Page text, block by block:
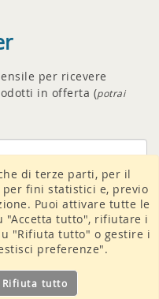
per ricevere
in offerta (potrai
di terze parti, per il
fini statistici e, previo
Puoi attivare tutte le
"Accetta tutto", rifiutare i
"Rifiuta tutto" o gestire i
preferenze".
Rifiuta tutto